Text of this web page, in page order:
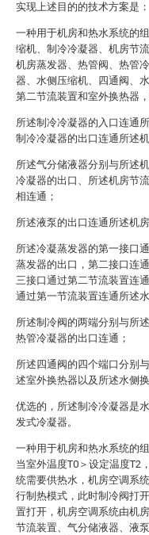
实现上述目的的技术方案是：
一种用于机房和热水系统的
缩机、制冷冷凝器、机房节
机房蒸发器、热管阀、热管
器、水侧压缩机、四通阀、
第二节流装置和室外换热器，
所述制冷冷凝器的入口连通
制冷冷凝器的出口连通所述
所述气分储液器分别与所述
冷凝器的出口、所述机房节
相连通；
所述液泵的出口连通所述机
所述冷凝蒸发器的第一接口
蒸发器的出口，第二接口连
三接口通过第二节流装置连
通过第一节流装置连通所述
所述制冷阀的两端分别与所
热管冷凝器的出口连通；
所述四通阀的四个端口分别
述室外换热器以及所述水侧
优选的，所述制冷冷凝器是
发式冷凝器。
一种用于机房和热水系统的
当室外温度T0＞设定温度T2
统需要供热水，机房空调系
行制热模式，此时制冷阀打
置打开，机房空调系统由机
节流装置、气分储液器、液